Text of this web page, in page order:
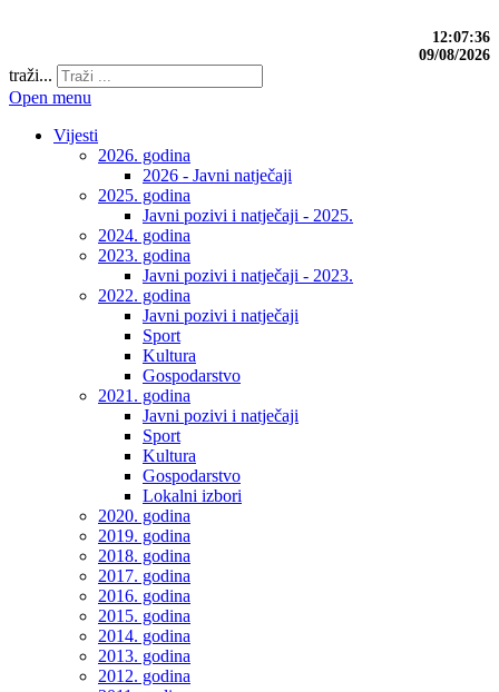
12:07:37
09/08/2026
traži...
Open menu
Vijesti
2026. godina
2026 - Javni natječaji
2025. godina
Javni pozivi i natječaji - 2025.
2024. godina
2023. godina
Javni pozivi i natječaji - 2023.
2022. godina
Javni pozivi i natječaji
Sport
Kultura
Gospodarstvo
2021. godina
Javni pozivi i natječaji
Sport
Kultura
Gospodarstvo
Lokalni izbori
2020. godina
2019. godina
2018. godina
2017. godina
2016. godina
2015. godina
2014. godina
2013. godina
2012. godina